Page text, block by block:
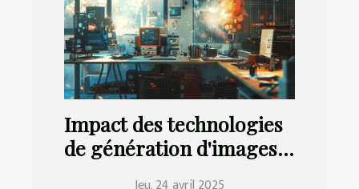
Impact des technologies
de génération d'images